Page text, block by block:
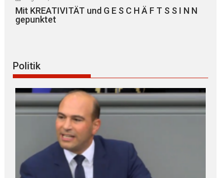
Mit KREATIVITÄT und G E S C H Ä F T S S I N N
gepunktet
Politik